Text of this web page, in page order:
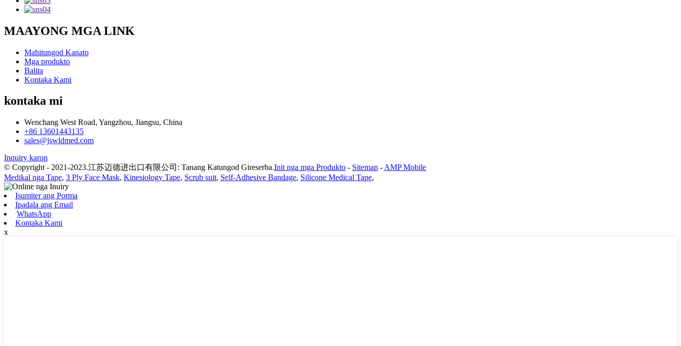
MAAYONG MGA LINK
Mahitungod Kanato
Mga produkto
Balita
Kontaka Kami
kontaka mi
Wenchang West Road, Yangzhou, Jiangsu, China
+86 13601443135
sales@jswldmed.com
Inquiry karon
© Copyright - 2021-2023.江苏迈德进出口有限公司: Tanang Katungod Gireserba.Init nga mga Produkto - Sitemap - AMP Mobile
Medikal nga Tape, 3 Ply Face Mask, Kinesiology Tape, Scrub suit, Self-Adhesive Bandage, Silicone Medical Tape,
Isumiter ang Porma
Ipadala ang Email
WhatsApp
Kontaka Kami
x